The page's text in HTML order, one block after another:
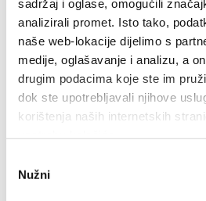
sadržaj i oglase, omogućili
analizirali promet. Isto tako,
naše web-lokacije dijelimo s
medije, oglašavanje i analizu, a
drugim podacima koje ste im
dok ste upotrebljavali njihove
korištenja naših internetskih
pristanka
Nužni
Anita Žižak
Kralja Petra Svačića 43,